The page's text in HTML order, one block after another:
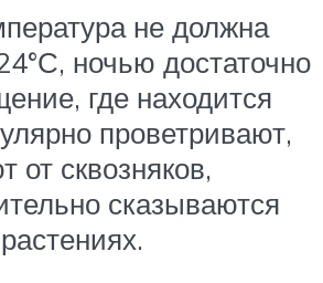
не должна
ночью достаточно
где находится
проветривают,
сквозняков,
сказываются